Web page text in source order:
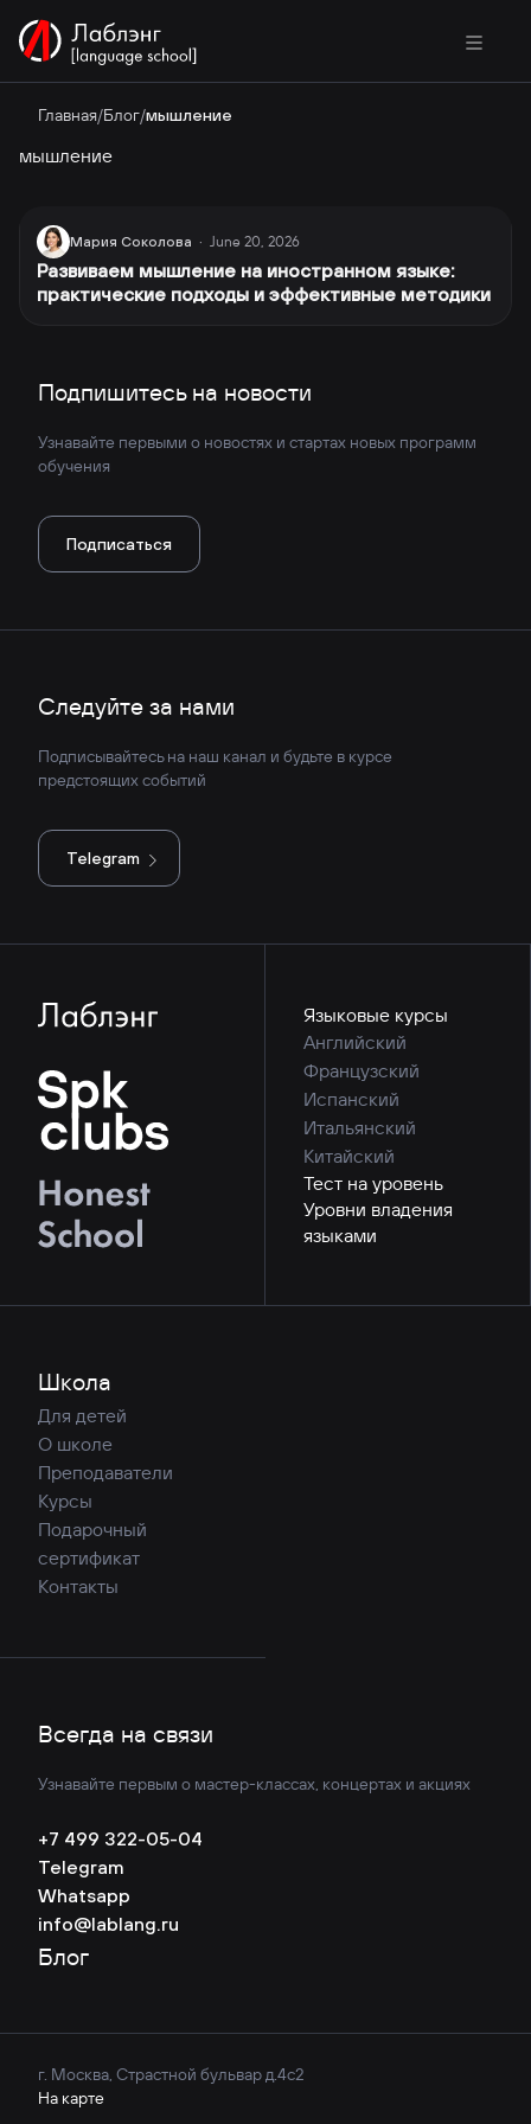
Главная/Блог/мышление
мышление
Мария Соколова · June 20, 2026
Развиваем мышление на иностранном языке:
практические подходы и эффективные методики
Подпишитесь на новости
Узнавайте первыми о новостях и стартах новых программ
обучения
Подписаться
Следуйте за нами
Подписывайтесь на наш канал и будьте в курсе
предстоящих событий
Telegram
Языковые курсы
Английский
Французский
Испанский
Итальянский
Китайский
Тест на уровень
Уровни владения
языками
Школа
Для детей
О школе
Преподаватели
Курсы
Подарочный
сертификат
Контакты
Всегда на связи
Узнавайте первым о мастер-классах, концертах и акциях
+7 499 322-05-04
Telegram
Whatsapp
info@lablang.ru
Блог
г. Москва, Страстной бульвар д.4с2
На карте